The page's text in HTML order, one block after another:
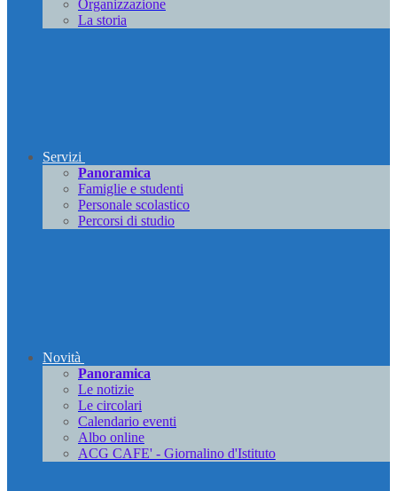
Organizzazione
La storia
Servizi
Panoramica
Famiglie e studenti
Personale scolastico
Percorsi di studio
Novità
Panoramica
Le notizie
Le circolari
Calendario eventi
Albo online
ACG CAFE' - Giornalino d'Istituto